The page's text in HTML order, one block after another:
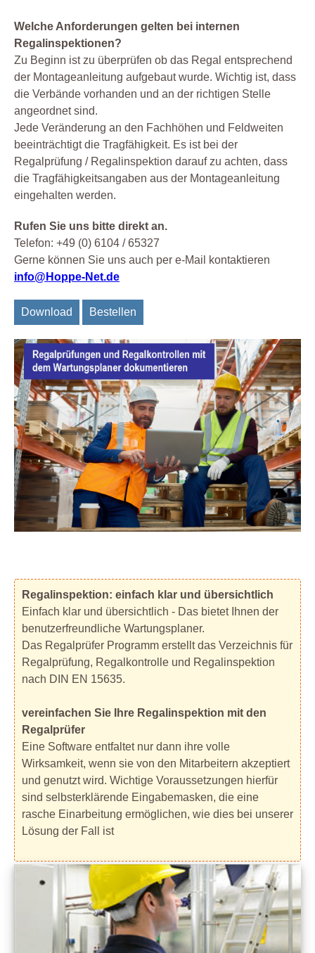
Welche Anforderungen gelten bei internen
Regalinspektionen?
Zu Beginn ist zu überprüfen ob das Regal entsprechend
der Montageanleitung aufgebaut wurde. Wichtig ist, dass
die Verbände vorhanden und an der richtigen Stelle
angeordnet sind.
Jede Veränderung an den Fachhöhen und Feldweiten
beeinträchtigt die Tragfähigkeit. Es ist bei der
Regalprüfung / Regalinspektion darauf zu achten, dass
die Tragfähigkeitsangaben aus der Montageanleitung
eingehalten werden.
Rufen Sie uns bitte direkt an.
Telefon: +49 (0) 6104 / 65327
Gerne können Sie uns auch per e-Mail kontaktieren
info@Hoppe-Net.de
Download Bestellen
Regalinspektion: einfach klar und übersichtlich
Einfach klar und übersichtlich - Das bietet Ihnen der
benutzerfreundliche Wartungsplaner.
Das Regalprüfer Programm erstellt das Verzeichnis für
Regalprüfung, Regalkontrolle und Regalinspektion
nach DIN EN 15635.
vereinfachen Sie Ihre Regalinspektion mit den
Regalprüfer
Eine Software entfaltet nur dann ihre volle
Wirksamkeit, wenn sie von den Mitarbeitern akzeptiert
und genutzt wird. Wichtige Voraussetzungen hierfür
sind selbsterklärende Eingabemasken, die eine
rasche Einarbeitung ermöglichen, wie dies bei unserer
Lösung der Fall ist